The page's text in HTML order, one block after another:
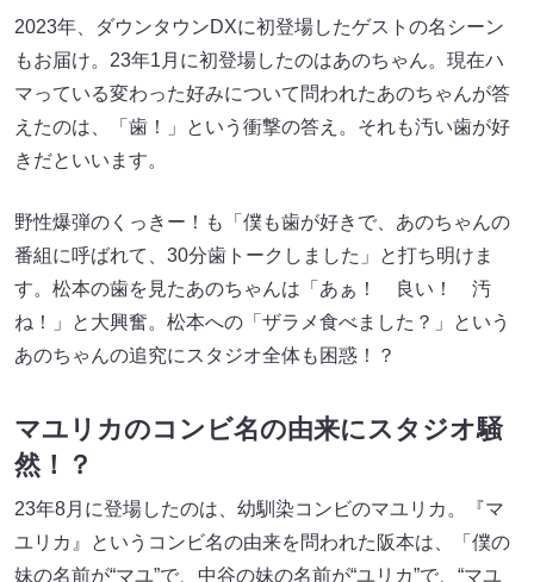
2023年、ダウンタウンDXに初登場したゲストの名シーン
もお届け。23年1月に初登場したのはあのちゃん。現在ハ
マっている変わった好みについて問われたあのちゃんが答
えたのは、「歯！」という衝撃の答え。それも汚い歯が好
きだといいます。
野性爆弾のくっきー！も「僕も歯が好きで、あのちゃんの
番組に呼ばれて、30分歯トークしました」と打ち明けま
す。松本の歯を見たあのちゃんは「あぁ！ 良い！ 汚
ね！」と大興奮。松本への「ザラメ食べました？」という
あのちゃんの追究にスタジオ全体も困惑！？
マユリカのコンビ名の由来にスタジオ騒
然！？
23年8月に登場したのは、幼馴染コンビのマユリカ。『マ
ユリカ』というコンビ名の由来を問われた阪本は、「僕の
妹の名前が“マユ”で、中谷の妹の名前が“ユリカ”で、“マユ